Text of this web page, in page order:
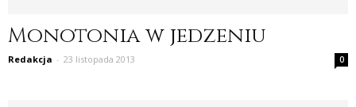
Monotonia w jedzeniu
Redakcja - 23 listopada 2013 0